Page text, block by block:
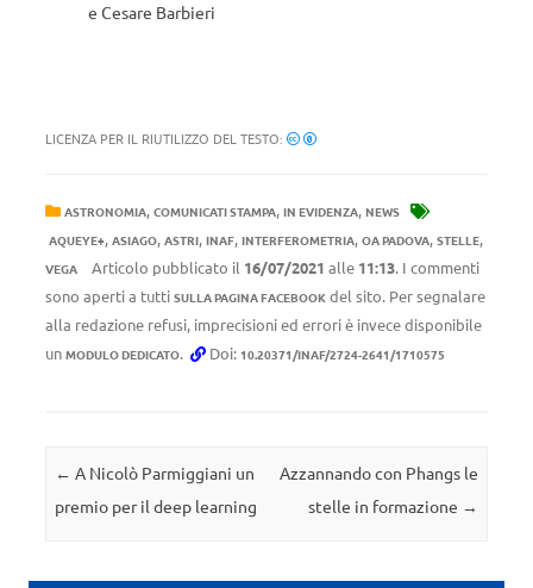
e Cesare Barbieri
LICENZA PER IL RIUTILIZZO DEL TESTO:
ASTRONOMIA, COMUNICATI STAMPA, IN EVIDENZA, NEWS
AQUEYE+, ASIAGO, ASTRI, INAF, INTERFEROMETRIA, OA PADOVA, STELLE,
VEGA Articolo pubblicato il 16/07/2021 alle 11:13. I commenti
sono aperti a tutti SULLA PAGINA FACEBOOK del sito. Per segnalare
alla redazione refusi, imprecisioni ed errori è invece disponibile
un MODULO DEDICATO. Doi: 10.20371/INAF/2724-2641/1710575
Navigazione articolo
← A Nicolò Parmiggiani un
premio per il deep learning
Azzannando con Phangs le
stelle in formazione →